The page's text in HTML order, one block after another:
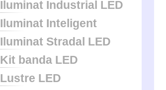
Iluminat Industrial LED
Iluminat Inteligent
Iluminat Stradal LED
Kit banda LED
Lustre LED